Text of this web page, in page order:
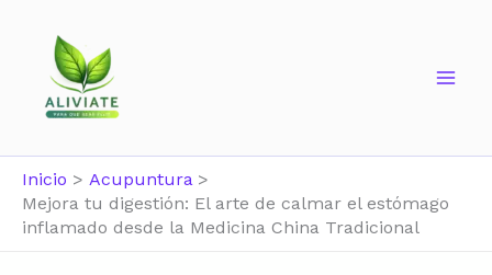
contenido
Inicio
Acupuntura
Mejora tu digestión: El arte de calmar el estómago
inflamado desde la Medicina China Tradicional